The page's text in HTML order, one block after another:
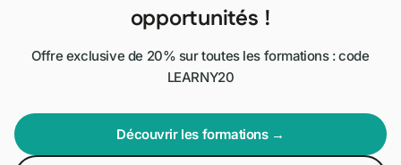
opportunités !
Offre exclusive de 20% sur toutes les formations : code
LEARNY20
Découvrir les formations →